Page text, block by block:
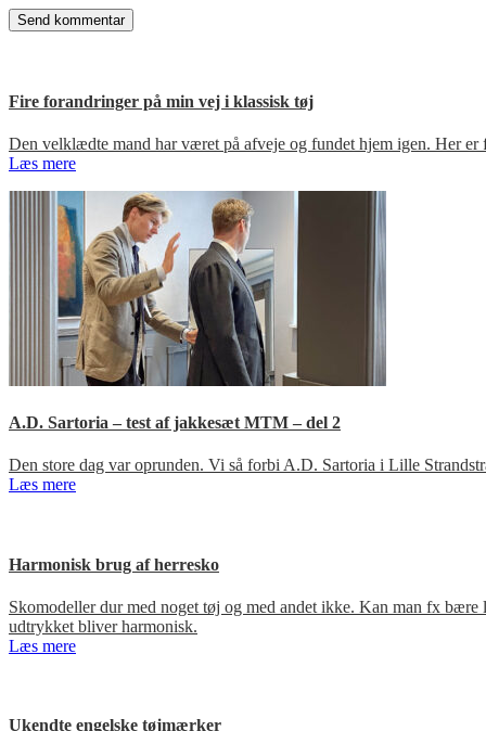
Fire forandringer på min vej i klassisk tøj
Den velklædte mand har været på afveje og fundet hjem igen. Her er
Læs mere
A.D. Sartoria – test af jakkesæt MTM – del 2
Den store dag var oprunden. Vi så forbi A.D. Sartoria i Lille
Læs mere
Harmonisk brug af herresko
Skomodeller dur med noget tøj og med andet ikke. Kan man fx
udtrykket bliver harmonisk.
Læs mere
Ukendte engelske tøjmærker